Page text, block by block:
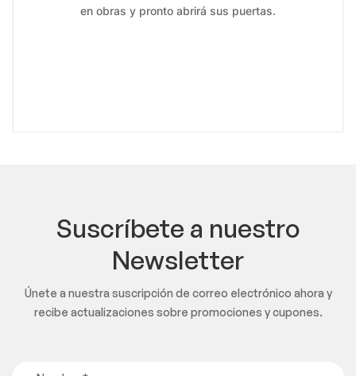
en obras y pronto abrirá sus puertas.
Suscríbete a nuestro
Newsletter
Únete a nuestra suscripción de correo electrónico ahora y
recibe actualizaciones sobre promociones y cupones.